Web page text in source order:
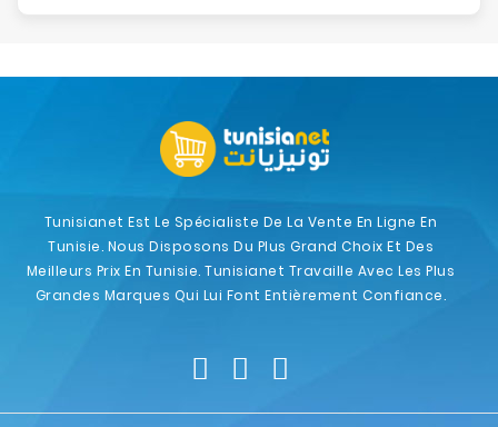
Tunisianet Est Le Spécialiste De La Vente En Ligne En
Tunisie. Nous Disposons Du Plus Grand Choix Et Des
Meilleurs Prix En Tunisie. Tunisianet Travaille Avec Les Plus
Grandes Marques Qui Lui Font Entièrement Confiance.